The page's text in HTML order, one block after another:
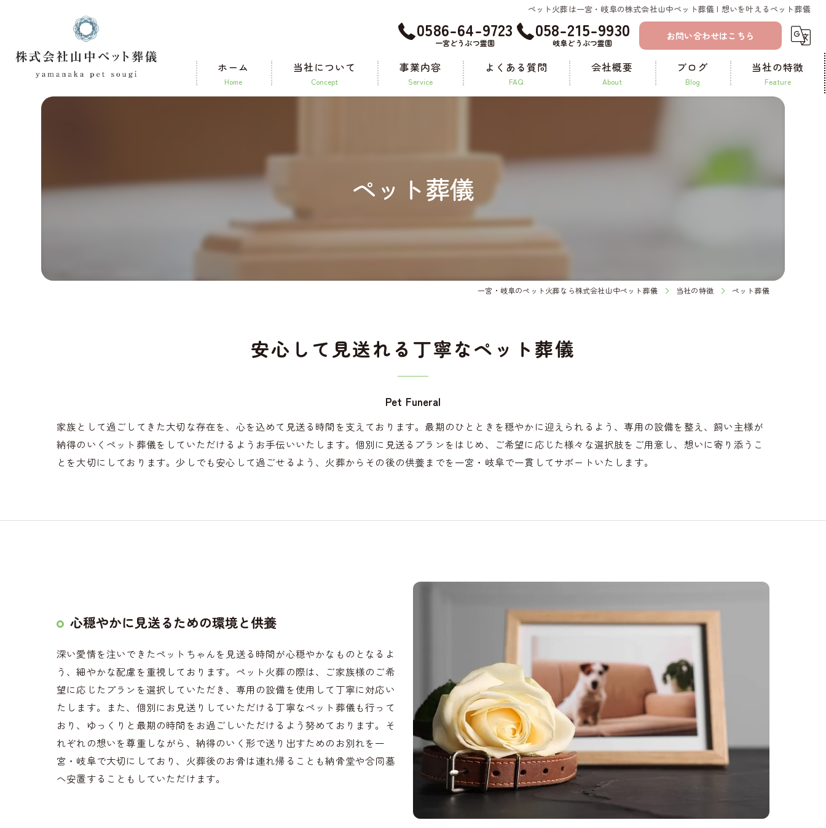
ペット火葬は一宮・岐阜の株式会社山中ペット葬儀 | 想いを叶えるペット葬儀
0586-64-9723
一宮どうぶつ霊園
058-215-9930
岐阜どうぶつ霊園
お問い合わせはこちら
ホーム
home
当社について
concept
事業内容
service
よくある質問
FAQ
会社概要
about
ブログ
blog
当社の特徴
feature
ペット霊園
ペット葬儀
ペット葬儀
一宮・岐阜のペット火葬なら株式会社山中ペット葬儀 当社の特徴 ペット葬儀
安心して見送れる丁寧なペット葬儀
Pet Funeral
家族として過ごしてきた大切な存在を、心を込めて見送る時間を支えております。最期のひとときを穏やかに迎えられるよう、専用の設備を整え、飼い主様が
納得のいくペット葬儀をしていただけるようお手伝いいたします。個別に見送るプランをはじめ、ご希望に応じた様々な選択肢をご用意し、想いに寄り添うこ
とを大切にしております。少しでも安心して過ごせるよう、火葬からその後の供養までを一宮・岐阜で一貫してサポートいたします。
心穏やかに見送るための環境と供養
深い愛情を注いできたペットちゃんを見送る時間が心穏やかなものとなるよ
う、細やかな配慮を重視しております。ペット火葬の際は、ご家族様のご希
望に応じたプランを選択していただき、専用の設備を使用して丁寧に対応い
たします。また、個別にお見送りしていただける丁寧なペット葬儀も行って
おり、ゆっくりと最期の時間をお過ごしいただけるよう努めております。そ
れぞれの想いを尊重しながら、納得のいく形で送り出すためのお別れを一
宮・岐阜で大切にしており、火葬後のお骨は連れ帰ることも納骨堂や合同墓
へ安置することもしていただけます。